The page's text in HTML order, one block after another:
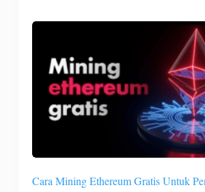
Cara Mining Ethereum Gratis Untuk